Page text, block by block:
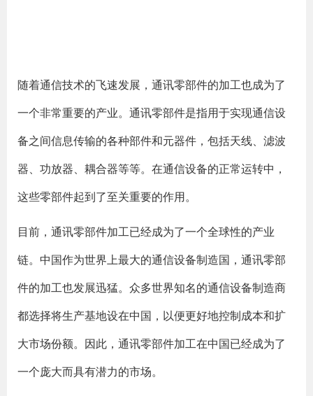
随着通信技术的飞速发展，通讯零部件的加工也成为了
一个非常重要的产业。通讯零部件是指用于实现通信设
备之间信息传输的各种部件和元器件，包括天线、滤波
器、功放器、耦合器等等。在通信设备的正常运转中，
这些零部件起到了至关重要的作用。
目前，通讯零部件加工已经成为了一个全球性的产业
链。中国作为世界上最大的通信设备制造国，通讯零部
件的加工也发展迅猛。众多世界知名的通信设备制造商
都选择将生产基地设在中国，以便更好地控制成本和扩
大市场份额。因此，通讯零部件加工在中国已经成为了
一个庞大而具有潜力的市场。